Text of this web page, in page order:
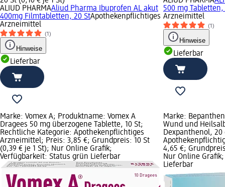
ALIUD PHARMAAliud Pharma Ibuprofen AL akut
400mg Filmtabletten, 20 StApothekenpflichtiges
Arzneimittel
(1)
Hinweise
Lieferbar
500 mg Tabletten,
Arzneimittel
(1)
Hinweise
Lieferbar
Marke: Vomex A; Produktname: Vomex A
Dragees 50 mg überzogene Tablette, 10 St;
Rechtliche Kategorie: Apothekenpflichtiges
Arzneimittel; Preis: 3,85 €; Grundpreis: 10 St
(0,39 € je 1 St); Nur Online Grafik;
Verfügbarkeit: Status grün Lieferbar
Marke:
Wund und
Dexpanthenol,
4,65 €;
Nur Online
Lieferbar